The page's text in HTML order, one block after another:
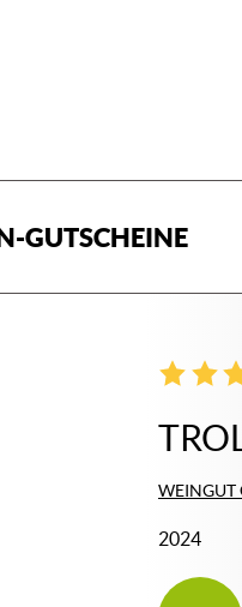
GUTSCHEINE
WEINGUT
2024
4